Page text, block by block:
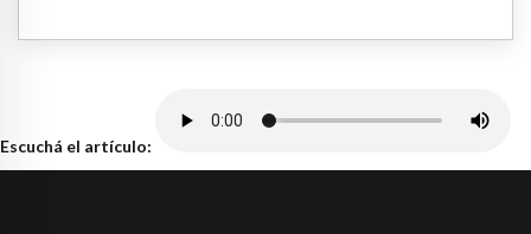
Escuchá el artículo: